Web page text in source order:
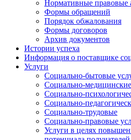
Нормативные правовые
Формы обращений
Порядок обжалования
Формы договоров
Архив документов
Истории успеха
Информация о поставщике
Услуги
Социально-бытовые
Социально-
Социально-
Социально-
Социально-трудовые
Социально-правовые
Услуги в целях